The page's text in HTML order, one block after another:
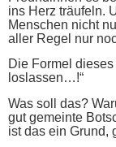
ins Herz träufeln.
Menschen nicht
aller Regel nur
Die Formel
loslassen…!“
Was soll das?
gut gemeinte
ist das ein Grund,